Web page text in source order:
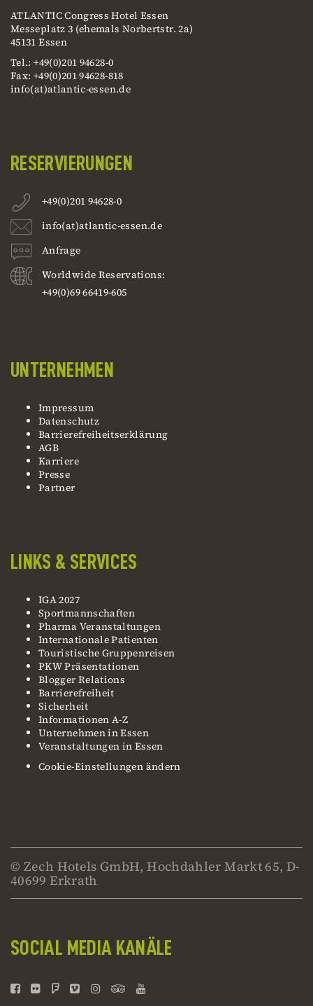
ATLANTIC Congress Hotel Essen
Messeplatz 3 (ehemals Norbertstr. 2a)
45131 Essen
Tel.: +49(0)201 94628-0
Fax: +49(0)201 94628-818
info(at)atlantic-essen.de
RESERVIERUNGEN
+49(0)201 94628-0
info(at)atlantic-essen.de
Anfrage
Worldwide Reservations:
+49(0)69 66419-605
UNTERNEHMEN
Impressum
Datenschutz
Barrierefreiheitserklärung
AGB
Karriere
Presse
Partner
LINKS & SERVICES
IGA 2027
Sportmannschaften
Pharma Veranstaltungen
Internationale Patienten
Touristische Gruppenreisen
PKW Präsentationen
Blogger Relations
Barrierefreiheit
Sicherheit
Informationen A-Z
Unternehmen in Essen
Veranstaltungen in Essen
Cookie-Einstellungen ändern
© Zech Hotels GmbH, Hochdahler Markt 65, D-
40699 Erkrath
SOCIAL MEDIA KANÄLE